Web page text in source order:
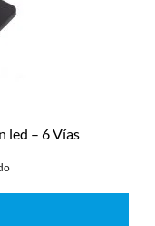
led – 6 Vías